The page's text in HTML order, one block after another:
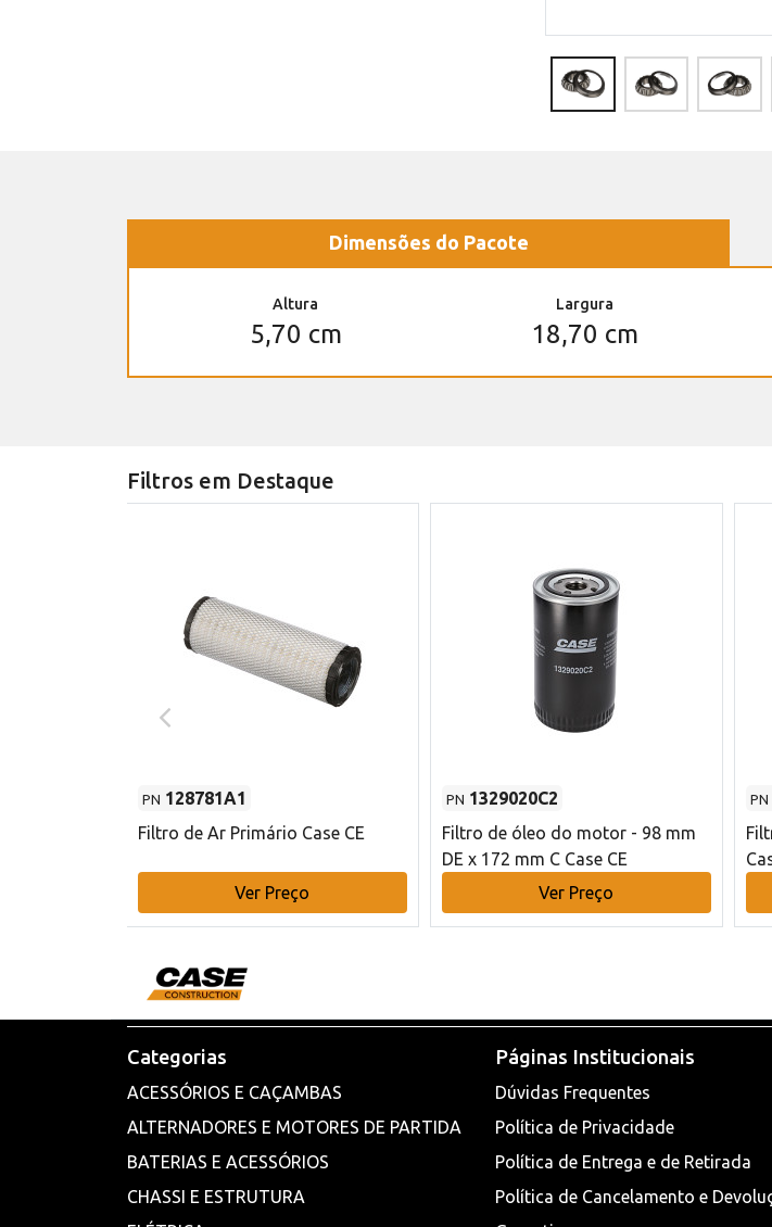
Dimensões do Pacote
Altura
5,70 cm
Largura
18,70 cm
Filtros em Destaque
PN 128781A1
Filtro de Ar Primário Case CE
Ver Preço
PN 1329020C2
Filtro de óleo do motor - 98 mm
DE x 172 mm C Case CE
Ver Preço
PN
Categorias
ACESSÓRIOS E CAÇAMBAS
ALTERNADORES E MOTORES DE PARTIDA
BATERIAS E ACESSÓRIOS
CHASSI E ESTRUTURA
Páginas Institucionais
Dúvidas Frequentes
Política de Privacidade
Política de Entrega e de Retirada
Política de Cancelamento e